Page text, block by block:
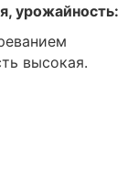
урожайность:
высокая.